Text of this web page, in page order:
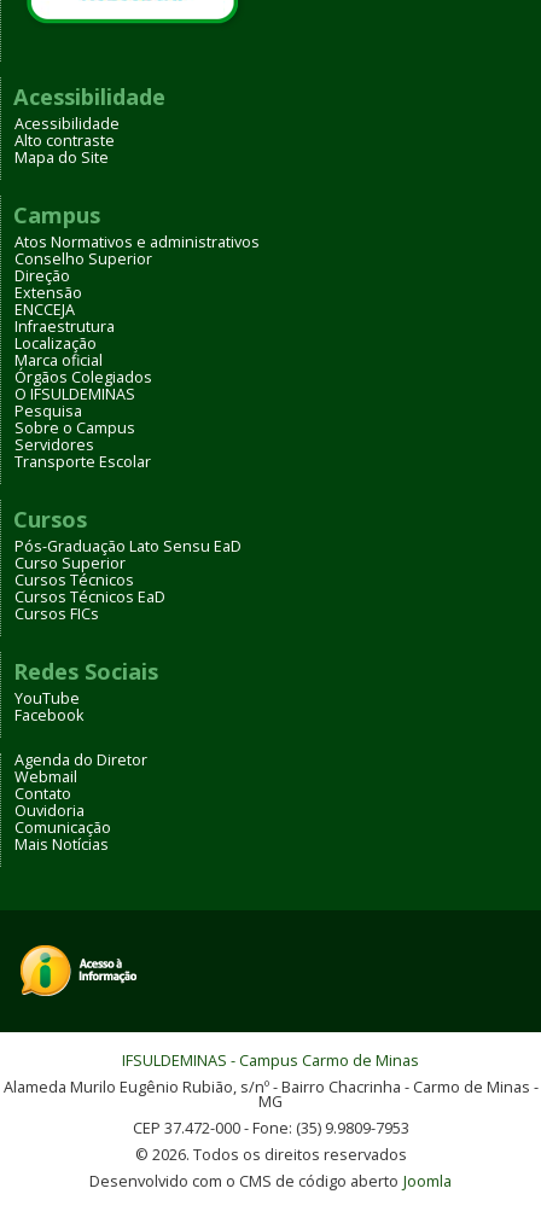
Acessibilidade
Acessibilidade
Alto contraste
Mapa do Site
Campus
Atos Normativos e administrativos
Conselho Superior
Direção
Extensão
ENCCEJA
Infraestrutura
Localização
Marca oficial
Órgãos Colegiados
O IFSULDEMINAS
Pesquisa
Sobre o Campus
Servidores
Transporte Escolar
Cursos
Pós-Graduação Lato Sensu EaD
Curso Superior
Cursos Técnicos
Cursos Técnicos EaD
Cursos FICs
Redes Sociais
YouTube
Facebook
Agenda do Diretor
Webmail
Contato
Ouvidoria
Comunicação
Mais Notícias
IFSULDEMINAS - Campus Carmo de Minas
Alameda Murilo Eugênio Rubião, s/nº - Bairro Chacrinha - Carmo de Minas -
MG
CEP 37.472-000 - Fone: (35) 9.9809-7953
© 2026. Todos os direitos reservados
Desenvolvido com o CMS de código aberto Joomla